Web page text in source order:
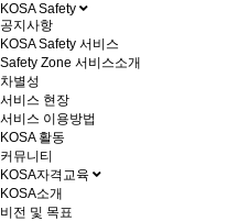
KOSA Safety
공지사항
KOSA Safety 서비스
Safety Zone 서비스소개
차별성
서비스 현장
서비스 이용방법
KOSA 활동
커뮤니티
KOSA자격교육
KOSA소개
비전 및 목표